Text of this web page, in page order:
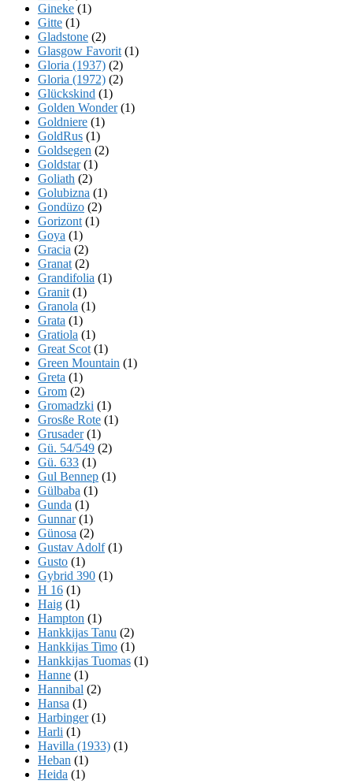
Gineke (1)
Gitte (1)
Gladstone (2)
Glasgow Favorit (1)
Gloria (1937) (2)
Gloria (1972) (2)
Glückskind (1)
Golden Wonder(1)
Goldniere (1)
GoldRus (1)
Goldsegen (2)
Goldstar(1)
Goliath (2)
Golubizna (1)
Gondüzo (2)
Gorizont (1)
Goya (1)
Gracia (2)
Granat (2)
Grandifolia (1)
Granit (1)
Granola (1)
Grata (1)
Gratiola (1)
Great Scot (1)
Green Mountain (1)
Greta (1)
Grom (2)
Gromadzki (1)
Grosße Rote (1)
Grusader(1)
Gü. 54/549 (2)
Gü. 633 (1)
Gul Bennep (1)
Gülbaba (1)
Gunda (1)
Gunnar(1)
Günosa (2)
Gustav Adolf(1)
Gusto (1)
Gybrid 390 (1)
H 16 (1)
Haig (1)
Hampton (1)
Hankkijas Tanu (2)
Hankkijas Timo (1)
Hankkijas Tuomas (1)
Hanne (1)
Hannibal (2)
Hansa (1)
Harbinger(1)
Harli (1)
Havilla (1933) (1)
Heban (1)
Heida (1)